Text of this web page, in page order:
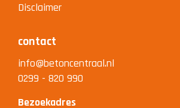
Disclaimer
contact
info@betoncentraal.nl
0299 - 820 990
Bezoekadres